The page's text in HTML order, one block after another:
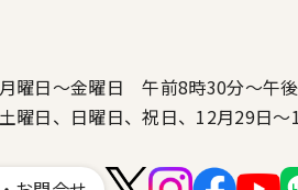
曜日～金曜日 午前8時30分～午
曜日、日曜日、祝日、12月29日～